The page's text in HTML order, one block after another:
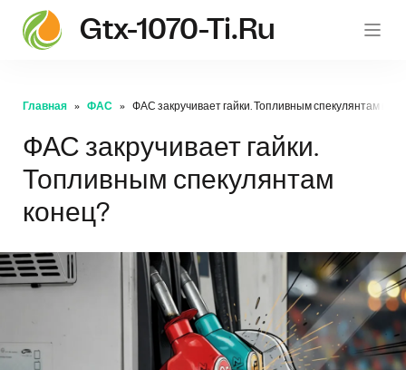
Gtx-1070-Ti.ru
Главная ФАС ФАС закручивает гайки. Топливным спекулянтам
ФАС закручивает гайки.
Топливным спекулянтам
конец?